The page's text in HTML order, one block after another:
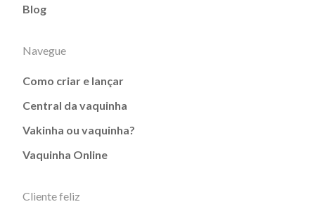
Blog
Navegue
Como criar e lançar
Central da vaquinha
Vakinha ou vaquinha?
Vaquinha Online
Cliente feliz